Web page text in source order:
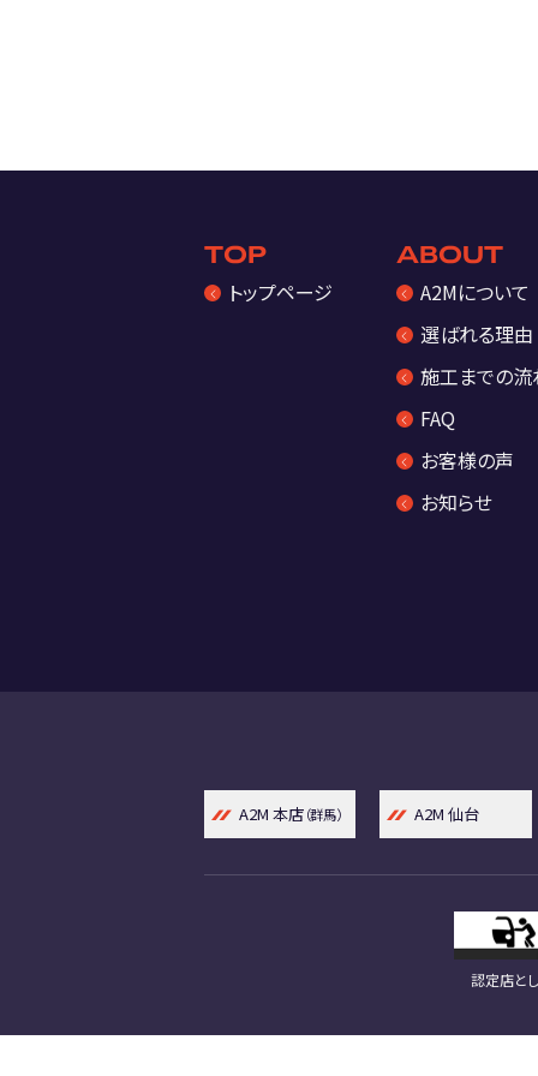
TOP
トップページ
ABOUT
A2Mについて
選ばれる理由
施工までの流
FAQ
お客様の声
お知らせ
A2M 本店（群馬） A2M 仙台
認定店と